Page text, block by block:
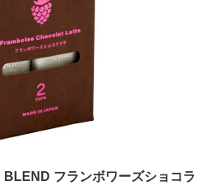
フランボワーズショコラ